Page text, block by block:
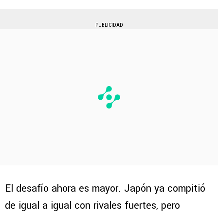
PUBLICIDAD
El desafío ahora es mayor. Japón ya compitió
de igual a igual con rivales fuertes, pero